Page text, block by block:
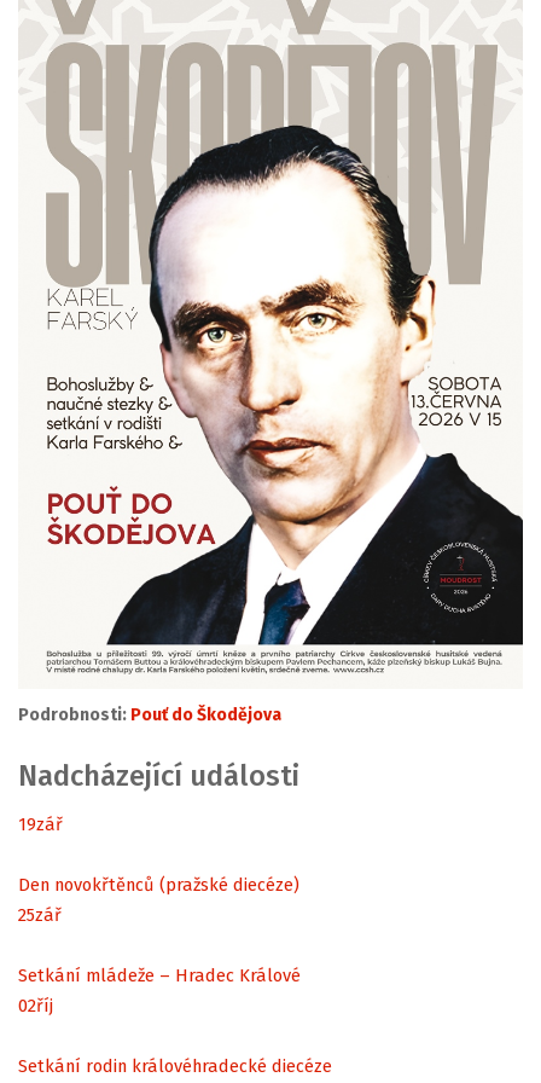
Podrobnosti: Pouť do Škodějova
Nadcházející události
19zář
Den novokřtěnců (pražské diecéze)
25zář
Setkání mládeže – Hradec Králové
02říj
Setkání rodin královéhradecké diecéze